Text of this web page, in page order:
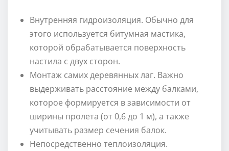
Внутренняя гидроизоляция. Обычно для
этого используется битумная мастика,
которой обрабатывается поверхность
настила с двух сторон.
Монтаж самих деревянных лаг. Важно
выдерживать расстояние между балками,
которое формируется в зависимости от
ширины пролета (от 0,6 до 1 м), а также
учитывать размер сечения балок.
Непосредственно теплоизоляция.